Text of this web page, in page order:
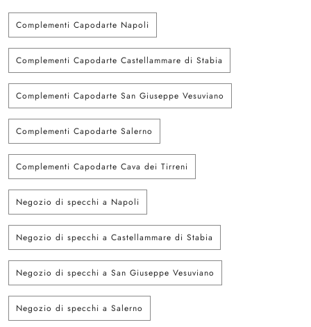
Complementi Capodarte Napoli
Complementi Capodarte Castellammare di Stabia
Complementi Capodarte San Giuseppe Vesuviano
Complementi Capodarte Salerno
Complementi Capodarte Cava dei Tirreni
Negozio di specchi a Napoli
Negozio di specchi a Castellammare di Stabia
Negozio di specchi a San Giuseppe Vesuviano
Negozio di specchi a Salerno